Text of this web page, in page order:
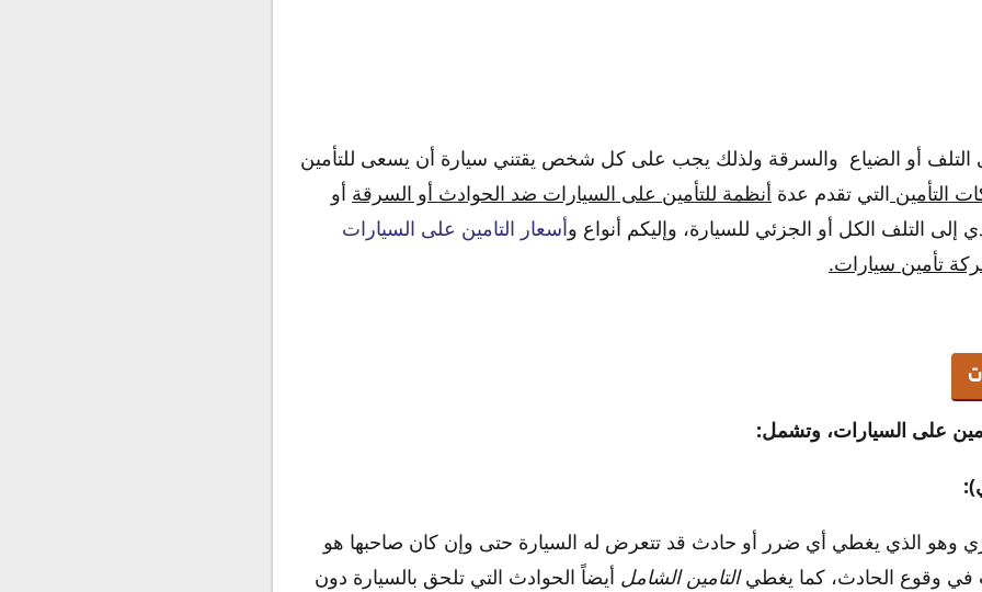
التلف أو الضياع والسرقة ولذلك يجب على كل شخص يقتني سيارة أن يسعى للتأمين
التأمين التي تقدم عدة أنظمة للتأمين على السيارات ضد الحوادث أو السرقة أو
إلى التلف الكل أو الجزئي للسيارة، وإليكم أنواع وأسعار التامين على السيارات
تأمين سيارات.
على السيارات، وتشمل:
وهو الذي يغطي أي ضرر أو حادث قد تتعرض له السيارة حتى وإن كان صاحبها هو
وقوع الحادث، كما يغطيالتامين الشامل أيضاً الحوادث التي تلحق بالسيارة دون